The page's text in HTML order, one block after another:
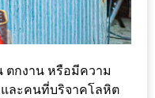
ตกงาน หรือมีความ
ละคนที่บริจาคโลหิต